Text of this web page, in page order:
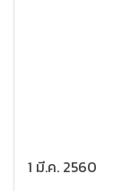
1 มี.ค. 2560